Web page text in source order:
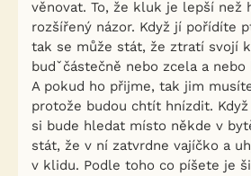
věnovat. To, že kluk je lepší než
rozšířený názor. Když jí pořídíte
tak se může stát, že ztratí svojí
budˇčástečně nebo zcela a nebo
A pokud ho přijme, tak jim
protože budou chtít hnízdit.
si bude hledat místo někde v
stát, že v ní zatvrdne vajíčko a
v klidu. Podle toho co píšete je